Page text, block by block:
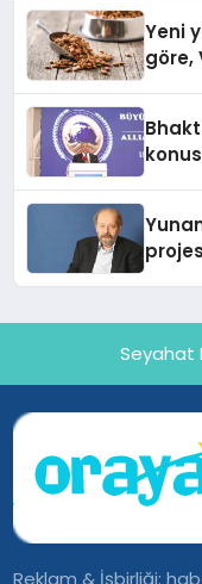
Yeni
göre,
Seyahat
Reklam & İşbirliği: